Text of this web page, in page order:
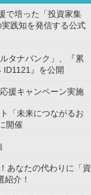
で培った「投資家集
践知を発信する公式
タナバンク」、『累
ID1121』を公開
援キャンペーン実施
「未来につながるお
開催
あなたの代わりに「資
介！